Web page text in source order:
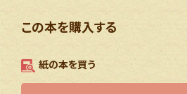
この本を購入する
紙の本を買う